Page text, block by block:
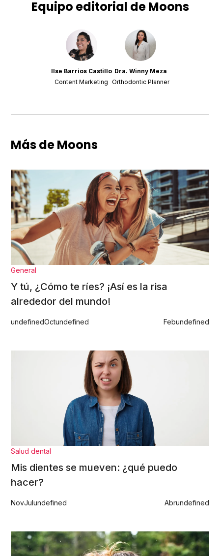
Equipo editorial de Moons
Ilse Barrios Castillo
Content Marketing
Dra. Winny Meza
Orthodontic Planner
Más de Moons
General
Y tú, ¿Cómo te ríes? ¡Así es la risa
alrededor del mundo!
undefinedOctundefined Febundefined
Salud dental
Mis dientes se mueven: ¿qué puedo
hacer?
NovJulundefined Abrundefined